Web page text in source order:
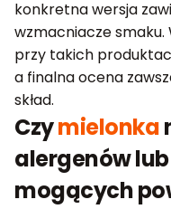
konkretna wersja
wzmacniacze
przy takich
a finalna ocena
skład.
Czymielonka
alergenów
mogących